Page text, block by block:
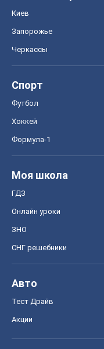
Киев
Запорожье
Черкассы
Спорт
Футбол
Хоккей
Формула-1
Моя школа
ГДЗ
Онлайн уроки
ЗНО
СНГ решебники
Авто
Тест Драйв
Акции